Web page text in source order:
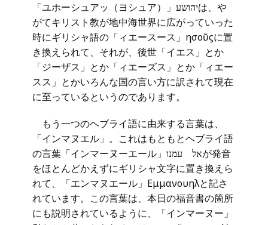
「ユホーシュアッ（ヨシュア）」יהושעは、や
がてキリスト教が地中海世界に広がっていった
時にギリシャ語の「ィエースース」Ἰησοῦϛに置
き換えられて、それが、後世「イエス」とか
「ジーザス」とか「ィエーズス」とか「ィエー
スス」とかいろんな国の言い方に訳されて現在
に至っているというのであります。
もう一つのヘブライ語に由来する言葉は、
「インマヌエル」。これはもともとヘブライ語
の言葉「インマーヌーエール」אל עמנוが発音
をほとんどかえずにギリシャ文字に置き換えら
れて、「エンマヌエール」Εμμανουηλと記さ
れています。この言葉は、本日の福音書の箇所
にも説明されているように、「インマーヌー」